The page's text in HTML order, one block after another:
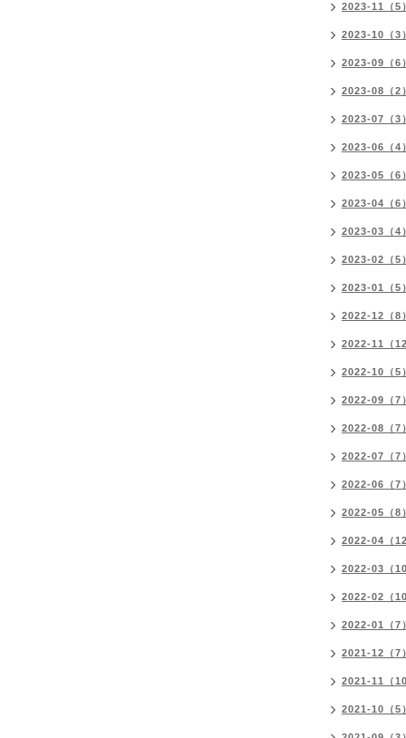
2023-11（5）
2023-10（3）
2023-09（6）
2023-08（2）
2023-07（3）
2023-06（4）
2023-05（6）
2023-04（6）
2023-03（4）
2023-02（5）
2023-01（5）
2022-12（8）
2022-11（12
2022-10（5）
2022-09（7）
2022-08（7）
2022-07（7）
2022-06（7）
2022-05（8）
2022-04（12
2022-03（10
2022-02（10
2022-01（7）
2021-12（7）
2021-11（10
2021-10（5）